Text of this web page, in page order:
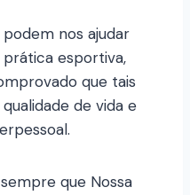
nos ajudar
prática esportiva,
que tais
de vida e
que Nossa